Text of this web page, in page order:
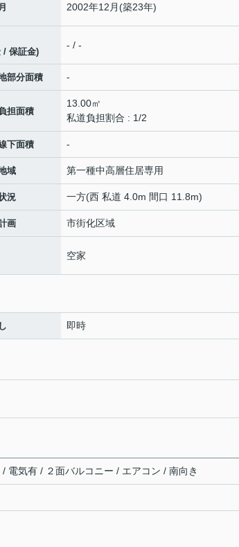
2002年12月(築23年)
/ 保証金)
- / -
部分面積 -
担面積
13.00㎡
私道負担割合 : 1/2
下面積 -
域 第一種中高層住居専用
況 一方(西 私道 4.0m 間口 11.8m)
画 市街化区域
空家
即時
電気有 / ２面バルコニー / エアコン / 南向き